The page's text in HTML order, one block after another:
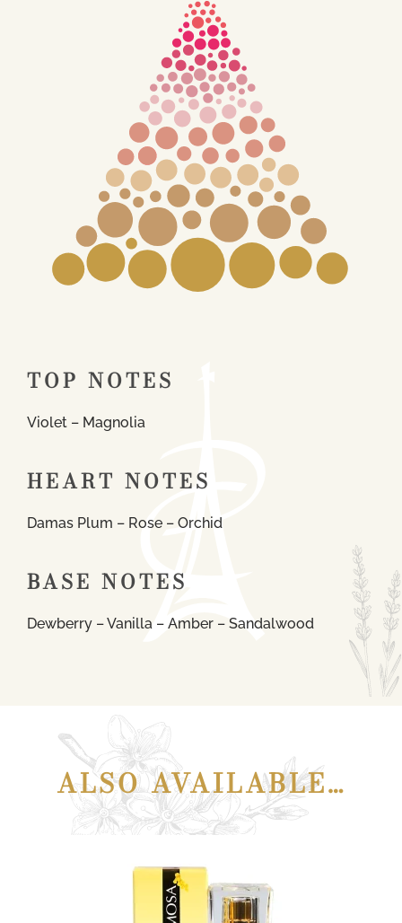
TOP NOTES
Violet – Magnolia
HEART NOTES
Damas Plum – Rose – Orchid
BASE NOTES
Dewberry – Vanilla – Amber – Sandalwood
ALSO AVAILABLE…